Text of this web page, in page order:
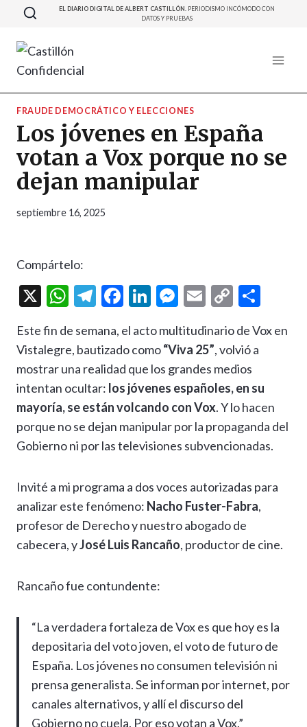
Saltar
contenido
EL DIARIO DIGITAL DE ALBERT CASTILLÓN. PERIODISMO INCÓMODO CON
DATOS Y PRUEBAS
FRAUDE DEMOCRÁTICO Y ELECCIONES
Los jóvenes en España
votan a Vox porque no se
dejan manipular
septiembre 16, 2025
Compártelo:
X
W
at
s
A
p
p
T
e
gr
a
m
F
e
b
o
o
k
Li
ke
dI
n
M
se
n
g
er
E
ai
l
C
p
y
Li
n
k
m
ar
ti
r
Este fin de semana, el acto multitudinario de Vox en
Vistalegre, bautizado como“Viva 25”, volvió a
mostrar una realidad que los grandes medios
intentan ocultar: los jóvenes españoles, en su
mayoría, se están volcando con Vox. Y lo hacen
porque no se dejan manipular por la propaganda del
Gobierno ni por las televisiones subvencionadas.
Invité a mi programa a dos voces autorizadas para
analizar este fenómeno: Nacho Fuster-Fabra,
profesor de Derecho y nuestro abogado de
cabecera, yJosé Luis Rancaño, productor de cine.
Rancaño fue contundente:
“La verdadera fortaleza de Vox es que hoy es la
depositaria del voto joven, el voto de futuro de
España. Los jóvenes no consumen televisión ni
prensa generalista. Se informan por internet, por
canales alternativos, y allí el discurso del
Gobierno no cuela. Por eso votan a Vox.”